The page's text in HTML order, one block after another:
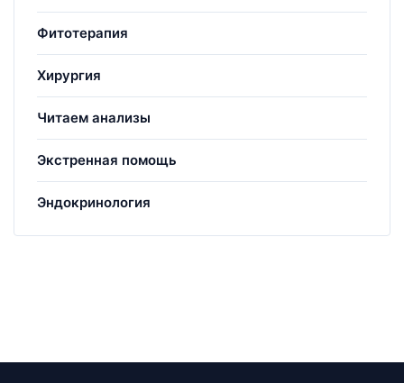
Фитотерапия
Хирургия
Читаем анализы
Экстренная помощь
Эндокринология